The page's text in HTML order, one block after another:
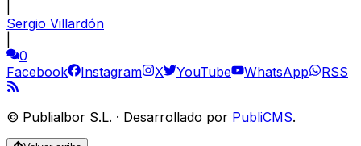
Sergio Villardón
0
Facebook
Instagram X YouTube WhatsApp RSS
© Publialbor S.L. · Desarrollado por PubliCMS.